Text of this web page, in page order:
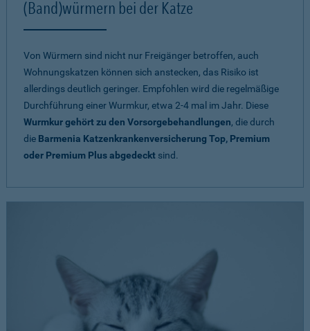
(Band)würmern bei der Katze
Von Würmern sind nicht nur Freigänger betroffen, auch
Wohnungskatzen können sich anstecken, das Risiko ist
allerdings deutlich geringer. Empfohlen wird die regelmäßige
Durchführung einer Wurmkur, etwa 2-4 mal im Jahr. Diese
Wurmkur gehört zu den Vorsorgebehandlungen, die durch
die Barmenia Katzenkrankenversicherung Top, Premium
oder Premium Plus abgedeckt sind.